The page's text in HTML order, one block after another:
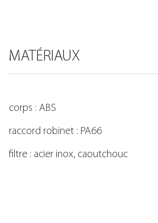
MATÉRIAUX
corps : ABS
raccord robinet : PA66
filtre : acier inox, caoutchouc